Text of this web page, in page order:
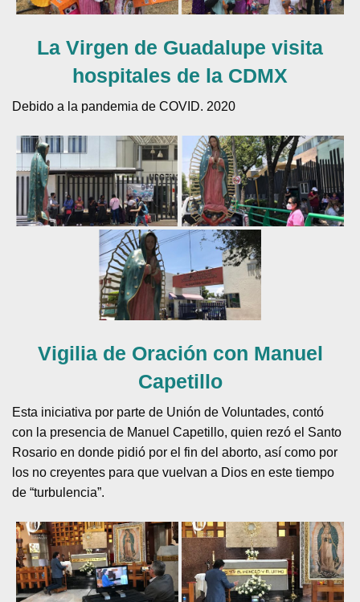
La Virgen de Guadalupe visita
hospitales de la CDMX
Debido a la pandemia de COVID. 2020
Vigilia de Oración con Manuel
Capetillo
Esta iniciativa por parte de Unión de Voluntades, contó
con la presencia de Manuel Capetillo, quien rezó el Santo
Rosario en donde pidió por el fin del aborto, así como por
los no creyentes para que vuelvan a Dios en este tiempo
de “turbulencia”.